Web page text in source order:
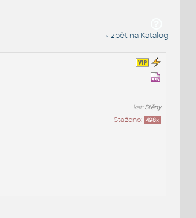
« zpět na Katalog
kat:Stěny
Staženo: 498x